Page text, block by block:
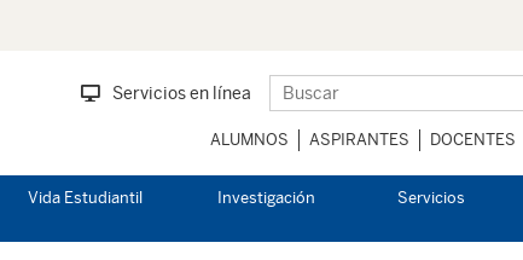
Servicios en línea
ALUMNOS ASPIRANTES DOCENTES
Vida Estudiantil Investigación Servicios